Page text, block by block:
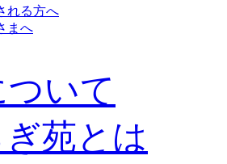
れる方へ
まへ
いて
苑とは